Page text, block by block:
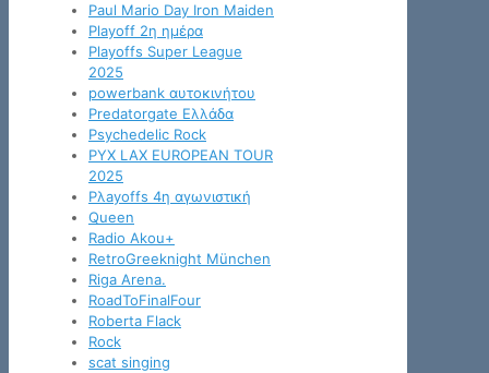
Paul Mario Day Iron Maiden
Playoff 2η ημέρα
Playoffs Super League
2025
powerbank αυτοκινήτου
Predatorgate Ελλάδα
Psychedelic Rock
PYX LAX EUROPEAN TOUR
2025
Pλayoffs 4η αγωνιστική
Queen
Radio Akou+
RetroGreeknight München
Riga Arena.
RoadToFinalFour
Roberta Flack
Rock
scat singing